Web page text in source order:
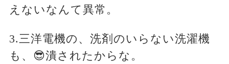
えないなんて異常。
3.三洋電機の、洗剤のいらない洗濯機
も、😎潰されたからな。